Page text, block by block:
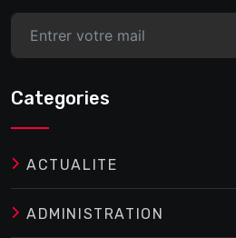
Categories
ACTUALITE
ADMINISTRATION